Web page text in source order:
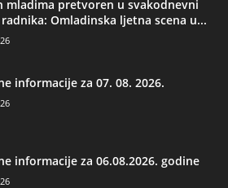
mladima pretvoren u svakodnevni
Omladinska ljetna scena u...
informacije za 07. 08. 2026.
informacije za 06.08.2026. godine